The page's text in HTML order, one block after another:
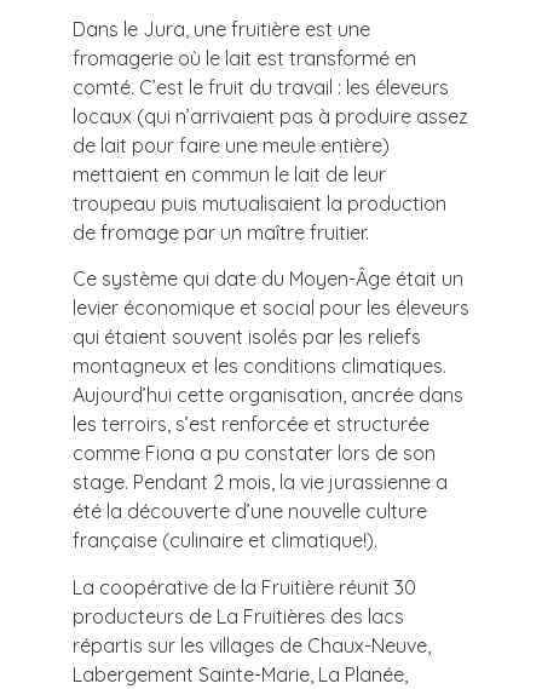
Dans le Jura, une fruitière est une
fromagerie où le lait est transformé en
comté. C’est le fruit du travail : les éleveurs
locaux (qui n’arrivaient pas à produire assez
de lait pour faire une meule entière)
mettaient en commun le lait de leur
troupeau puis mutualisaient la production
de fromage par un maître fruitier.
Ce système qui date du Moyen-Âge était un
levier économique et social pour les éleveurs
qui étaient souvent isolés par les reliefs
montagneux et les conditions climatiques.
Aujourd’hui cette organisation, ancrée dans
les terroirs, s’est renforcée et structurée
comme Fiona a pu constater lors de son
stage. Pendant 2 mois, la vie jurassienne a
été la découverte d’une nouvelle culture
française (culinaire et climatique!).
La coopérative de la Fruitière réunit 30
producteurs de La Fruitières des lacs
répartis sur les villages de Chaux-Neuve,
Labergement Sainte-Marie, La Planée,